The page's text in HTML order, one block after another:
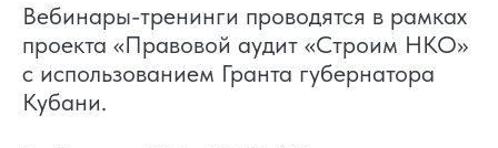
Вебинары-тренинги проводятся в рамках
проекта «Правовой аудит «Строим НКО»
с использованием Гранта губернатора
Кубани.